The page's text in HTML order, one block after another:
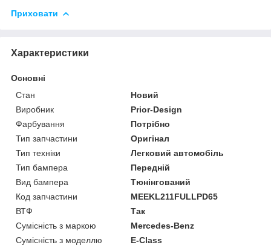
Приховати
Характеристики
Основні
Стан
Новий
Виробник
Prior-Design
Фарбування
Потрібно
Тип запчастини
Оригінал
Тип техніки
Легковий автомобіль
Тип бампера
Передній
Вид бампера
Тюнінгований
Код запчастини
MEEKL211FULLPD65
ВТФ
Так
Сумісність з маркою
Mercedes-Benz
Сумісність з моделлю
E-Class